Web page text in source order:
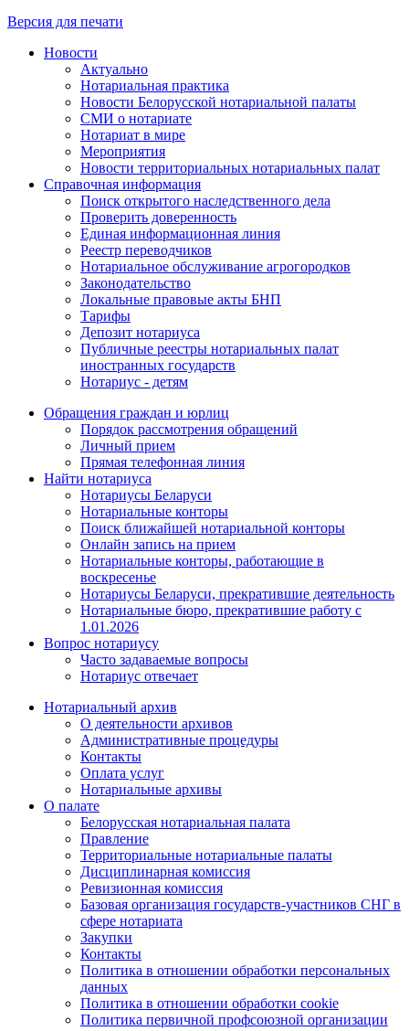
Версия для печати
Новости
Актуально
Нотариальная практика
Новости Белорусской нотариальной палаты
СМИ о нотариате
Нотариат в мире
Мероприятия
Новости территориальных нотариальных палат
Справочная информация
Поиск открытого наследственного дела
Проверить доверенность
Единая информационная линия
Реестр переводчиков
Нотариальное обслуживание агрогородков
Законодательство
Локальные правовые акты БНП
Тарифы
Депозит нотариуса
Публичные реестры нотариальных палат
иностранных государств
Нотариус - детям
Обращения граждан и юрлиц
Порядок рассмотрения обращений
Личный прием
Прямая телефонная линия
Найти нотариуса
Нотариусы Беларуси
Нотариальные конторы
Поиск ближайшей нотариальной конторы
Онлайн запись на прием
Нотариальные конторы, работающие в
воскресенье
Нотариусы Беларуси, прекратившие деятельность
Нотариальные бюро, прекратившие работу с
1.01.2026
Вопрос нотариусу
Часто задаваемые вопросы
Нотариус отвечает
Нотариальный архив
О деятельности архивов
Административные процедуры
Контакты
Оплата услуг
Нотариальные архивы
О палате
Белорусская нотариальная палата
Правление
Территориальные нотариальные палаты
Дисциплинарная комиссия
Ревизионная комиссия
Базовая организация государств-участников СНГ в
сфере нотариата
Закупки
Контакты
Политика в отношении обработки персональных
данных
Политика в отношении обработки cookie
Политика первичной профсоюзной организации